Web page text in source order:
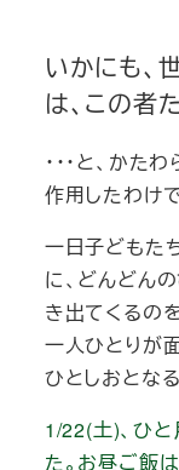
いかにも、
は、この者
・・・と、かた
作用したわけで
一日子どもた
に、どんどん
き出てくるの
一人ひとりが
ひとしおとな
1/22(土)、ひ
た。お昼ご飯